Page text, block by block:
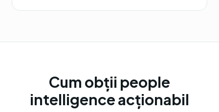
Cum obții people
intelligence acționabil